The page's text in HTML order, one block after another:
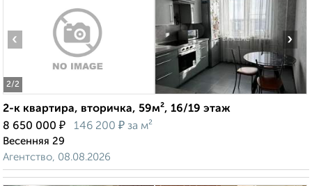
2/2
‹ ›
2-к квартира, вторичка, 59м², 16/19 этаж
8 650 000 ₽ 146 200 ₽ за м²
Весенняя 29
Агентство, 08.08.2026